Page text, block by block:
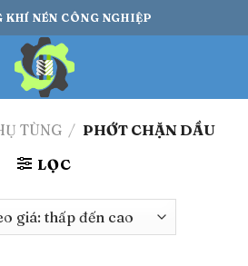
KHÍ NÉN CÔNG NGHIỆP
TÙNG / PHỚT CHẶN DẦU
LỌC